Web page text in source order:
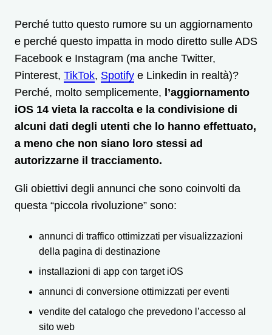
Perché tutto questo rumore su un aggiornamento
e perché questo impatta in modo diretto sulle ADS
Facebook e Instagram (ma anche Twitter,
Pinterest, TikTok, Spotify e Linkedin in realtà)?
Perché, molto semplicemente, l’aggiornamento
iOS 14 vieta la raccolta e la condivisione di
alcuni dati degli utenti che lo hanno effettuato,
a meno che non siano loro stessi ad
autorizzarne il tracciamento.
Gli obiettivi degli annunci che sono coinvolti da
questa “piccola rivoluzione” sono:
annunci di traffico ottimizzati per visualizzazioni
della pagina di destinazione
installazioni di app con target iOS
annunci di conversione ottimizzati per eventi
vendite del catalogo che prevedono l’accesso al
sito web